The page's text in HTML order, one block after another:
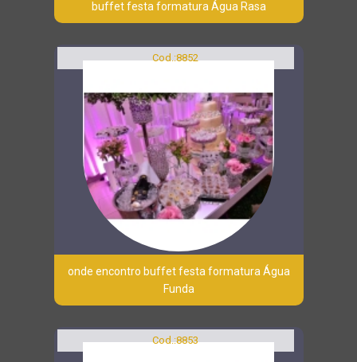
buffet festa formatura Água Rasa
Cod.:8852
onde encontro buffet festa formatura Água
Funda
Cod.:8853